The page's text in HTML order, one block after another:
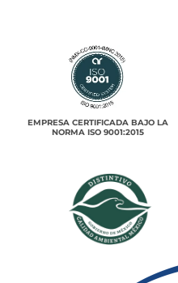
EMPRESA CERTIFICADA BAJO LA
NORMA ISO 9001:2015